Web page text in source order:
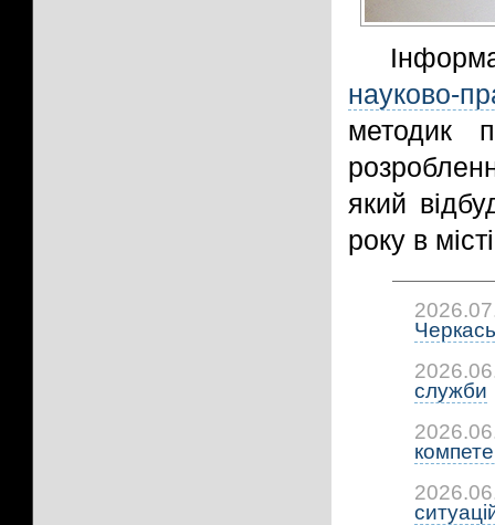
науково-
методик
який
року в
служби